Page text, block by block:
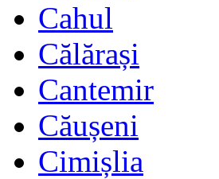
Cahul
Călărași
Cantemir
Căușeni
Cimișlia